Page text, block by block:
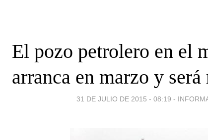
El pozo petrolero en el
arranca en marzo y
31 DE JULIO DE 2015 - 08:19 -